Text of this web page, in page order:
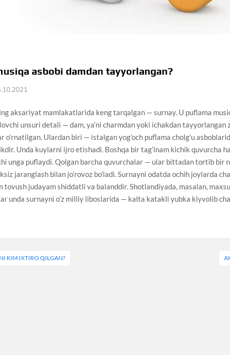
asbobi damdan tayyorlangan?
aksariyat mamlakatlarida keng tarqalgan — surnay. U puflama
unsuri detali — dam, ya’ni charmdan yoki ichakdan tayyorlangan
o’rnatilgan. Ulardan biri — istalgan yog’och puflama cholg’u
Unda kuylarni ijro etishadi. Boshqa bir tag’inam kichik quvurcha
unga puflaydi. Qolgan barcha quvurchalar — ular bittadan tortib bir
jaranglash bilan jo’rovoz bo’ladi. Surnayni odatda ochih joylarda
tovush judayam shiddatli va balanddir. Shotlandiyada, masalan,
unda surnayni o’z milliy liboslarida — kalta katakli yubka kiyvolib
KIM IXTIRO QILGAN?